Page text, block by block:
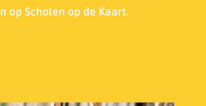
op Scholen op de Kaart.